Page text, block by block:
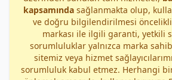
kapsamındasağlanmakta olup,
ve doğru bilgilendirilmesi öncelikli
markası ile ilgili garanti, yetkili
sorumluluklar yalnızca marka
sitemiz veya hizmet
sorumluluk kabul etmez. Herhangi bir